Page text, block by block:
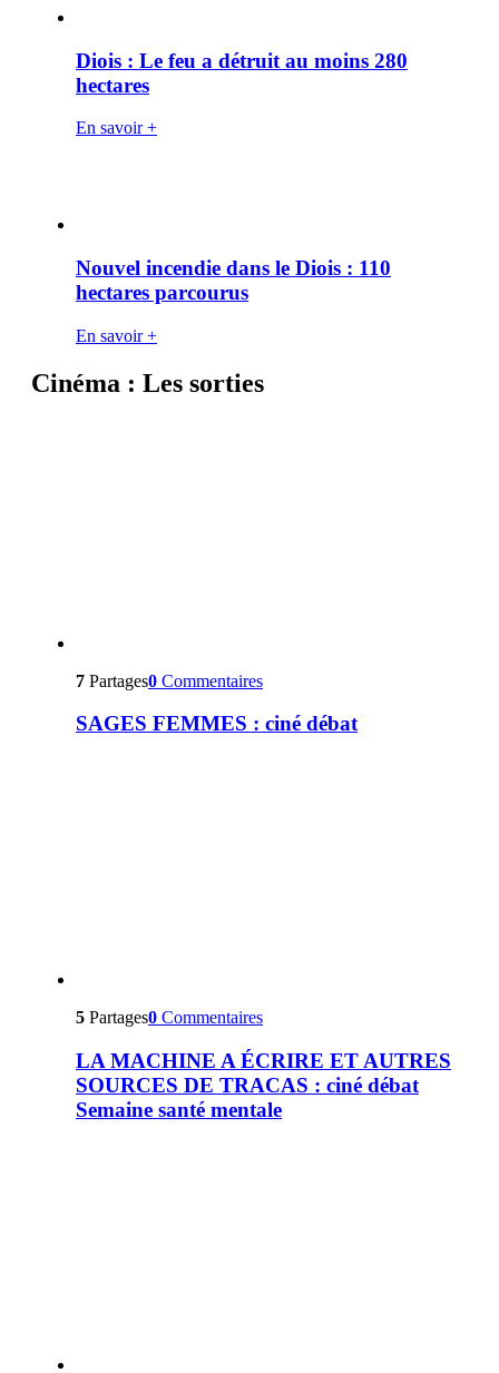
Diois : Le feu a détruit au moins 280
hectares
En savoir +
Nouvel incendie dans le Diois : 110
hectares parcourus
En savoir +
Cinéma : Les sorties
7 Partages0 Commentaires
SAGES FEMMES : ciné débat
5 Partages0 Commentaires
LA MACHINE A ÉCRIRE ET AUTRES
SOURCES DE TRACAS : ciné débat
Semaine santé mentale